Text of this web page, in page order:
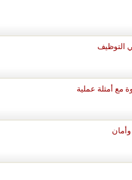
التوظيف
مع أمثلة عملية